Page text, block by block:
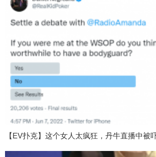
【EV扑克】这个女人太疯狂，丹牛直播中被